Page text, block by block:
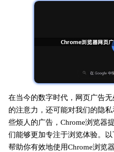
在当今的数字时代，网页广告
的注意力，还可能对我们的隐
些烦人的广告，Chrome浏览器
们能够更加专注于浏览体验。
帮助你有效地使用Chrome浏览